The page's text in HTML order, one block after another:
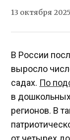
13 октября
В России
выросло
садах. По
в
регионов. В